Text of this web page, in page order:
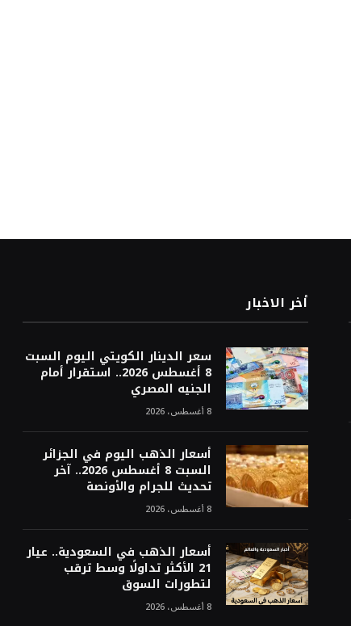
أخر الاخبار
سعر الدينار الكويتي اليوم السبت
8 أغسطس 2026.. استقرار أمام
الجنيه المصري
8 أغسطس، 2026
أسعار الذهب اليوم في الجزائر
السبت 8 أغسطس 2026.. آخر
تحديث للجرام والأونصة
8 أغسطس، 2026
أسعار الذهب في السعودية.. عيار
21 الأكثر تداولًا وسط ترقب
لتطورات السوق
8 أغسطس، 2026